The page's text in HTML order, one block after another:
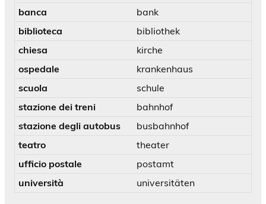
banca
bank
biblioteca
bibliothek
chiesa
kirche
ospedale
krankenhaus
scuola
schule
stazione dei treni
bahnhof
stazione degli autobus
busbahnhof
teatro
theater
ufficio postale
postamt
università
universitäten